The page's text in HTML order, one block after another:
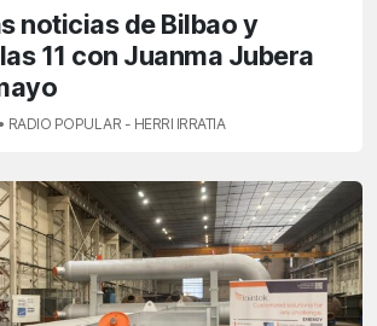
noticias de Bilbao y
11 con Juanma Jubera
POPULAR - HERRI IRRATIA